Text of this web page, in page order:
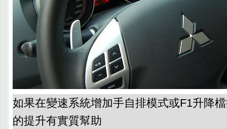
如果在變速系統增加手自排模式或F1升降
的提升有實質幫助